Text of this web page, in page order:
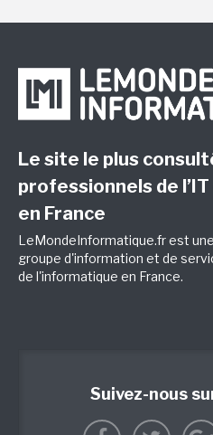
Le site le plus
professionnels de
en France
LeMondeInformatique.fr est
groupe d'information et de
de l'informatique en France.
Suivez-nous